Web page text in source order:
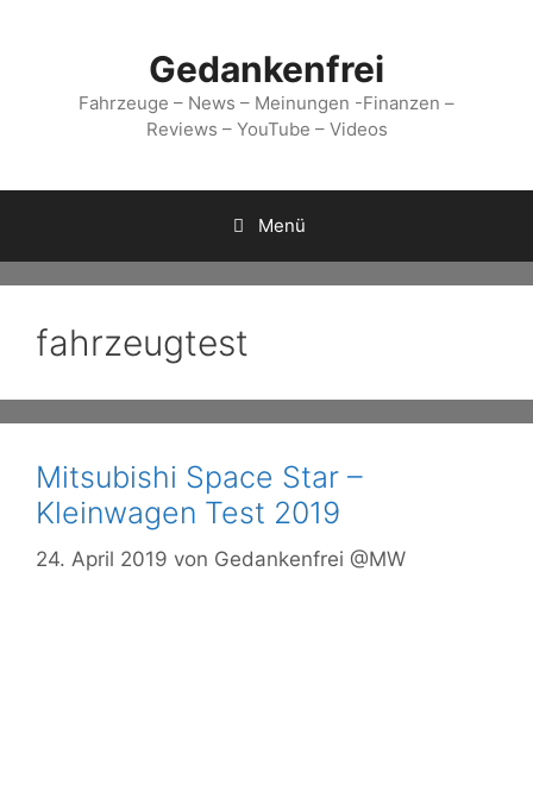
Gedankenfrei
Fahrzeuge – News – Meinungen -Finanzen –
Reviews – YouTube – Videos
Menü
fahrzeugtest
Mitsubishi Space Star –
Kleinwagen Test 2019
24. April 2019 von Gedankenfrei @MW